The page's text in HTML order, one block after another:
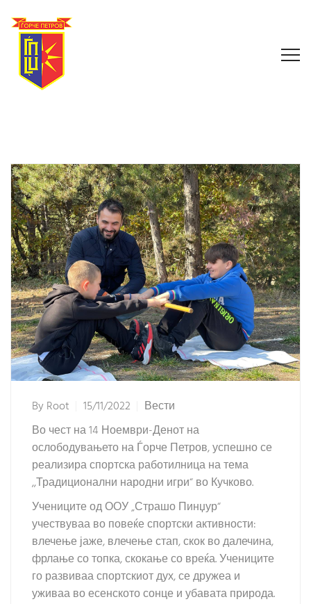
ByRoot 15/11/2022
Вести
Во чест на 14 Ноември-Денот на
ослободувањето на Ѓорче Петров, успешно се
реализира спортска работилница на тема
,,Традиционални народни игри“ во Кучково.
Учениците од ООУ „Страшо Пинџур“
учествуваа во повеќе спортски активности:
влечење јаже, влечење стап, скок во далечина,
фрлање со топка, скокање со вреќа. Учениците
го развиваа спортскиот дух, се дружеа и
уживаа во есенското сонце и убавата природа.